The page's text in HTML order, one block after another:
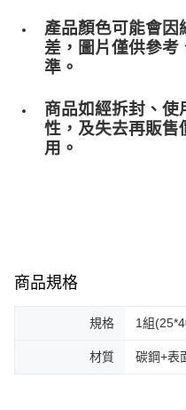
產品顏色可能會因
差，圖片僅供參考
準。
商品如經拆封、使
性，及失去再販售
用。
商品規格
規格 1組
材質 碳鋼+表